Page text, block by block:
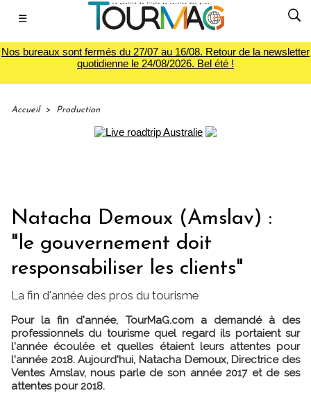
☰
Nos bureaux sont fermés du 27/07 au 16/08. Retour de la newsletter
quotidienne le 24/08/2026. Bel été !
Accueil > Production
Natacha Demoux (Amslav) :
"le gouvernement doit
responsabiliser les clients"
La fin d'année des pros du tourisme
Pour la fin d'année, TourMaG.com a demandé à des
professionnels du tourisme quel regard ils portaient sur
l'année écoulée et quelles étaient leurs attentes pour
l'année 2018. Aujourd'hui, Natacha Demoux, Directrice des
Ventes Amslav, nous parle de son année 2017 et de ses
attentes pour 2018.